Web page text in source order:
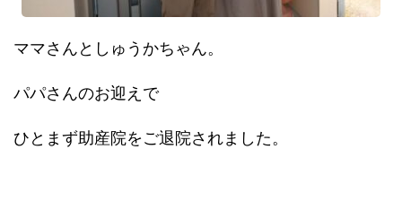
ママさんとしゅうかちゃん。
パパさんのお迎えで
ひとまず助産院をご退院されました。